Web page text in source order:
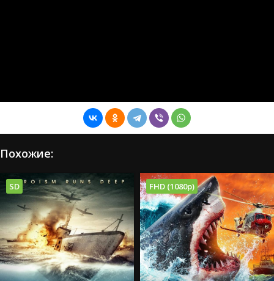
Похожие:
SD FHD (1080p)